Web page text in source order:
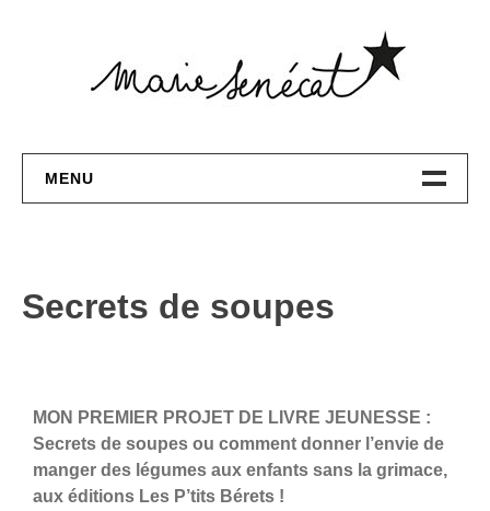
MENU
ILLUSTRATION
CONTACT
Secrets de soupes
MON PREMIER PROJET DE LIVRE JEUNESSE :
Secrets de soupes ou comment donner l’envie de
manger des légumes aux enfants sans la grimace,
aux éditions Les P’tits Bérets !